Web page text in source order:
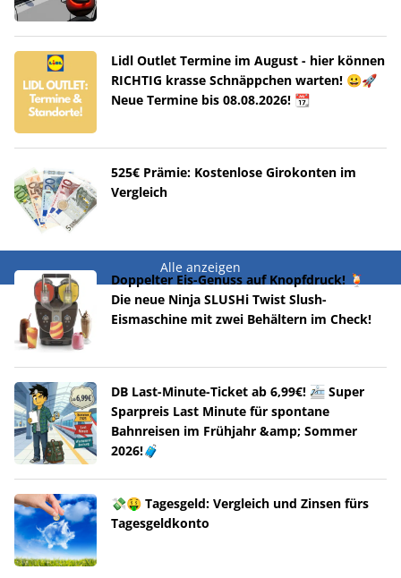
Lidl Outlet Termine im August - hier können
RICHTIG krasse Schnäppchen warten! 😀🚀
Neue Termine bis 08.08.2026! 📆
525€ Prämie: Kostenlose Girokonten im
Vergleich
Alle anzeigen
Doppelter Eis-Genuss auf Knopfdruck! 🍹
Die neue Ninja SLUSHi Twist Slush-
Eismaschine mit zwei Behältern im Check!
DB Last-Minute-Ticket ab 6,99€! 🚈 Super
Sparpreis Last Minute für spontane
Bahnreisen im Frühjahr &amp; Sommer
2026!🧳
💸🤑 Tagesgeld: Vergleich und Zinsen fürs
Tagesgeldkonto